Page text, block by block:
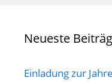
Neueste
Einladung zur